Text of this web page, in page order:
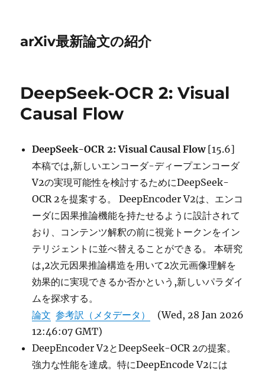
arXiv最新論文の紹介
DeepSeek-OCR 2: Visual
Causal Flow
DeepSeek-OCR 2: Visual Causal Flow [15.6]
本稿では,新しいエンコーダ-ディープエンコーダ
V2の実現可能性を検討するためにDeepSeek-
OCR 2を提案する。 DeepEncoder V2は、エンコ
ーダに因果推論機能を持たせるように設計されて
おり、コンテンツ解釈の前に視覚トークンをイン
テリジェントに並べ替えることができる。 本研究
は,2次元因果推論構造を用いて2次元画像理解を
効果的に実現できるか否かという,新しいパラダイ
ムを探求する。
論文 参考訳（メタデータ）
(Wed, 28 Jan 2026
12:46:07 GMT)
DeepEncoder V2とDeepSeek-OCR 2の提案。
強力な性能を達成。特にDeepEncode V2には